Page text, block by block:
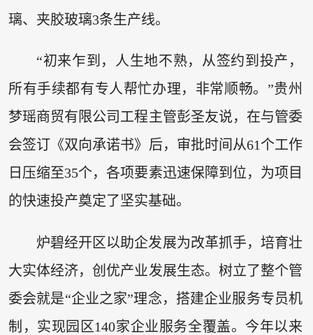
璃、夹胶玻璃3条生产线。
“初来乍到，人生地不熟，从签约到投产，
所有手续都有专人帮忙办理，非常顺畅。”贵州
梦瑶商贸有限公司工程主管彭圣友说，在与管委
会签订《双向承诺书》后，审批时间从61个工作
日压缩至35个，各项要素迅速保障到位，为项目
的快速投产奠定了坚实基础。
炉碧经开区以助企发展为改革抓手，培育壮
大实体经济，创优产业发展生态。树立了整个管
委会就是“企业之家”理念，搭建企业服务专员机
制，实现园区140家企业服务全覆盖。今年以来